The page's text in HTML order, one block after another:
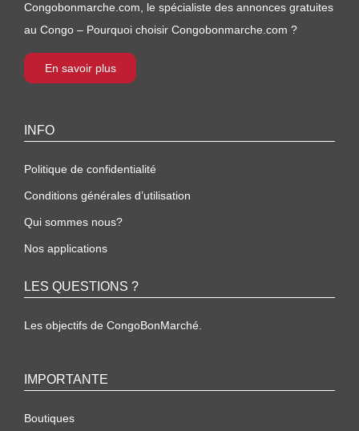
Congobonmarche.com, le spécialiste des annonces gratuites
au Congo – Pourquoi choisir Congobonmarche.com ?
En savoir plus
INFO
Politique de confidentialité
Conditions générales d’utilisation
Qui sommes nous?
Nos applications
LES QUESTIONS ?
Les objectifs de CongoBonMarché.
IMPORTANTE
Boutiques